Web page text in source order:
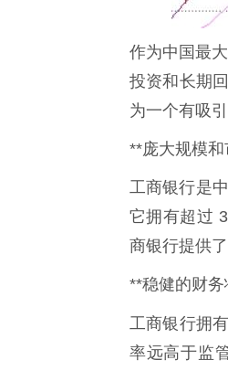
作为中国最
投资和长期
为一个有吸
**庞大规模
工商银行是
它拥有超过
商银行提供
**稳健的财
工商银行拥
率远高于监